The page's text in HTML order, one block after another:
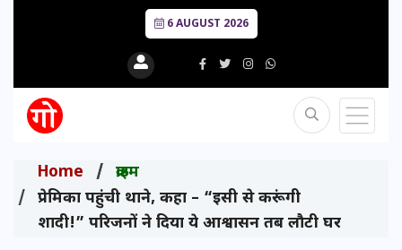
6 AUGUST 2026
Home
क्राइम
प्रेमिका पहुंची थाने, कहा – “इसी से करूंगी
शादी!” परिजनों ने दिया ये आश्वासन तब लौटी घर